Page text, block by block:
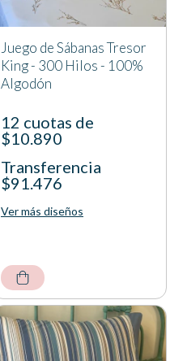
Juego de Sábanas Tresor
King - 300 Hilos - 100%
Algodón
12 cuotas de
$10.890
Transferencia
$91.476
Ver más diseños